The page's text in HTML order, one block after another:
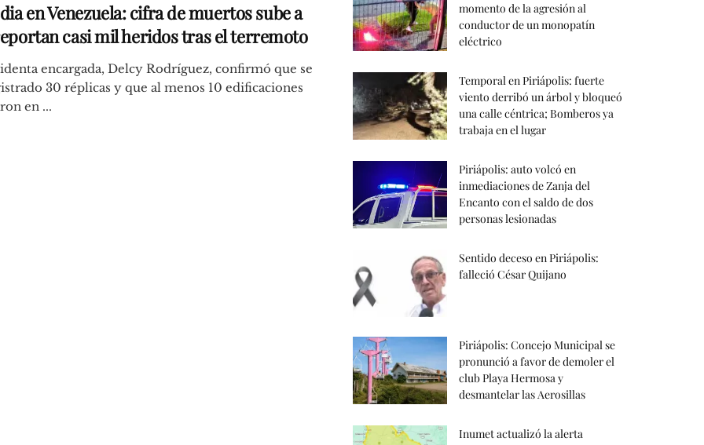
en Venezuela: cifra de muertos sube a
casi mil heridos tras el terremoto
encargada, Delcy Rodríguez, confirmó que se
30 réplicas y que al menos 10 edificaciones
en ...
momento de la agresión al
conductor de un monopatín
eléctrico
Temporal en Piriápolis: fuerte
viento derribó un árbol y bloqueó
una calle céntrica; Bomberos ya
trabaja en el lugar
Piriápolis: auto volcó en
inmediaciones de Zanja del
Encanto con el saldo de dos
personas lesionadas
Sentido deceso en Piriápolis:
falleció César Quijano
Piriápolis: Concejo Municipal se
pronunció a favor de demoler el
club Playa Hermosa y
desmantelar las Aerosillas
Inumet actualizó la alerta